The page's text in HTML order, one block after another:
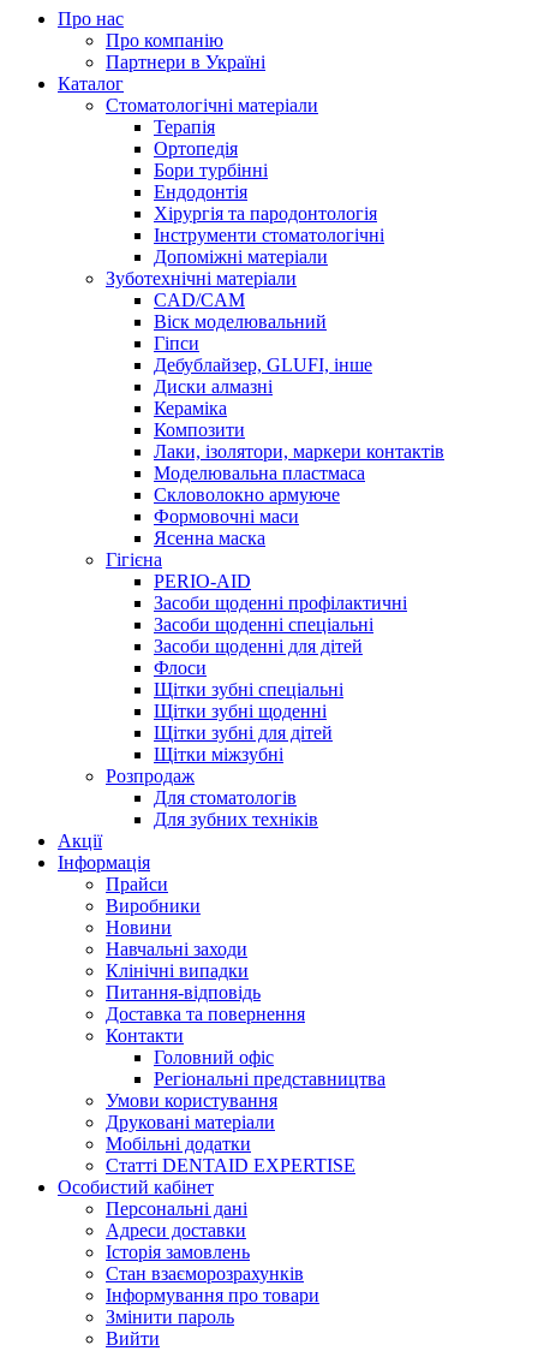
Про нас
Про компанію
Партнери в Україні
Каталог
Стоматологічні матеріали
Терапія
Ортопедія
Бори турбінні
Ендодонтія
Хірургія та пародонтологія
Інструменти стоматологічні
Допоміжні матеріали
Зуботехнічні матеріали
CAD/CAM
Віск моделювальний
Гіпси
Дебублайзер, GLUFI, інше
Диски алмазні
Кераміка
Композити
Лаки, ізолятори, маркери контактів
Моделювальна пластмаса
Скловолокно армуюче
Формовочні маси
Ясенна маска
Гігієна
PERIO-AID
Засоби щоденні профілактичні
Засоби щоденні спеціальні
Засоби щоденні для дітей
Флоси
Щітки зубні спеціальні
Щітки зубні щоденні
Щітки зубні для дітей
Щітки міжзубні
Розпродаж
Для стоматологів
Для зубних техніків
Акції
Інформація
Прайси
Виробники
Новини
Навчальні заходи
Клінічні випадки
Питання-відповідь
Доставка та повернення
Контакти
Головний офіс
Регіональні представництва
Умови користування
Друковані матеріали
Мобільні додатки
Статті DENTAID EXPERTISE
Особистий кабінет
Персональні дані
Адреси доставки
Історія замовлень
Стан взаєморозрахунків
Інформування про товари
Змінити пароль
Вийти